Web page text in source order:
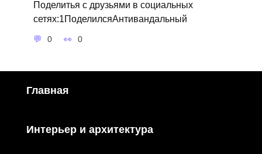
Поделитья с друзьями в социальных
сетях:1ПоделилсяАнтивандальный
0 0
Главная
Интерьер и архитектура